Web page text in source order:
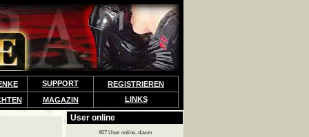
SUPPORT
REGISTRIEREN
MAGAZIN LINKS
User online
907 User online, davon